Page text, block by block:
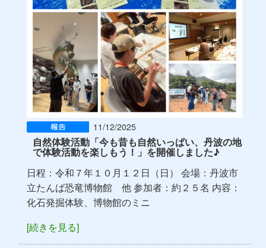
11/12/2025
自然体験活動「今も昔も自然いっぱい、丹波の地
で体験活動を楽しもう！」を開催しました♪
日程：令和７年１０月１２日（日） 会場：丹波市
立たんば恐竜博物館 他 参加者：約２５名 内容：
化石発掘体験、博物館のミニ
[続きを見る]